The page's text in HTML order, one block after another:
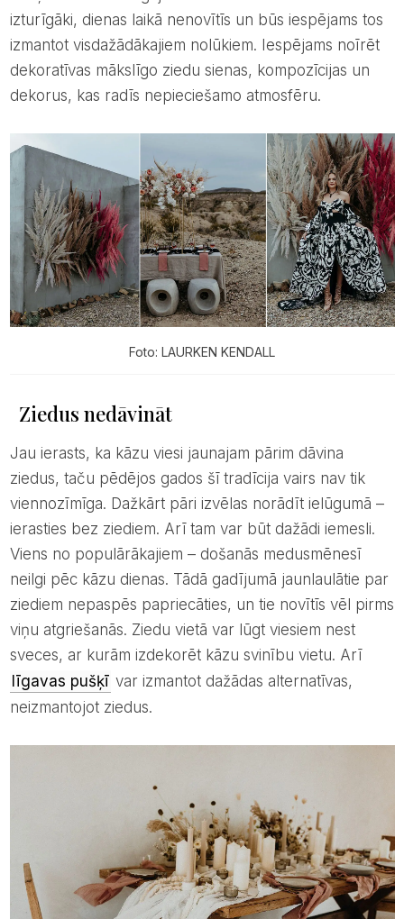
izturīgāki, dienas laikā nenovītīs un būs iespējams tos
izmantot visdažādākajiem nolūkiem. Iespējams noīrēt
dekoratīvas mākslīgo ziedu sienas, kompozīcijas un
dekorus, kas radīs nepieciešamo atmosfēru.
Foto: LAURKEN KENDALL
Ziedus nedāvināt
Jau ierasts, ka kāzu viesi jaunajam pārim dāvina
ziedus, taču pēdējos gados šī tradīcija vairs nav tik
viennozīmīga. Dažkārt pāri izvēlas norādīt ielūgumā –
ierasties bez ziediem. Arī tam var būt dažādi iemesli.
Viens no populārākajiem – došanās medusmēnesī
neilgi pēc kāzu dienas. Tādā gadījumā jaunlaulātie par
ziediem nepaspēs papriecāties, un tie novītīs vēl pirms
viņu atgriešanās. Ziedu vietā var lūgt viesiem nest
sveces, ar kurām izdekorēt kāzu svinību vietu. Arī
līgavas pušķī var izmantot dažādas alternatīvas,
neizmantojot ziedus.